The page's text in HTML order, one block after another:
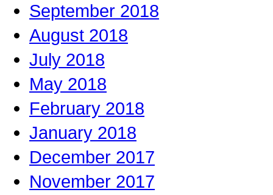
September 2018
August 2018
July 2018
May 2018
February 2018
January 2018
December 2017
November 2017